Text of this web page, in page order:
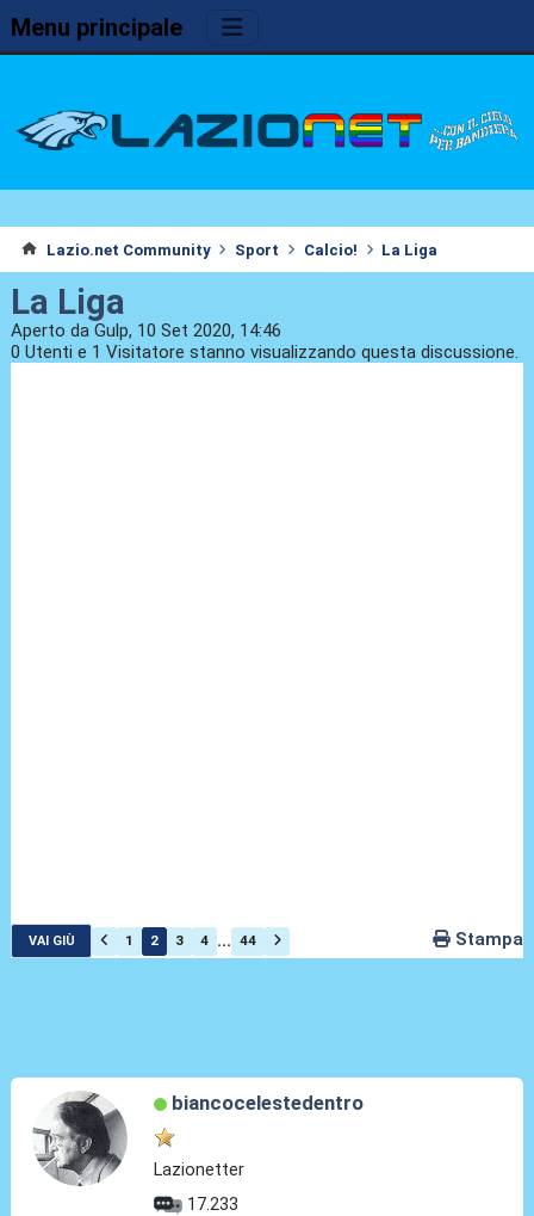
Menu principale
Lazio.net Community Sport Calcio! La Liga
La Liga
Aperto da Gulp, 10 Set 2020, 14:46
0 Utenti e 1 Visitatore stanno visualizzando questa discussione.
VAI GIÙ 1 2 3 4 ... 44 Stampa
biancocelestedentro
Lazionetter
17.233